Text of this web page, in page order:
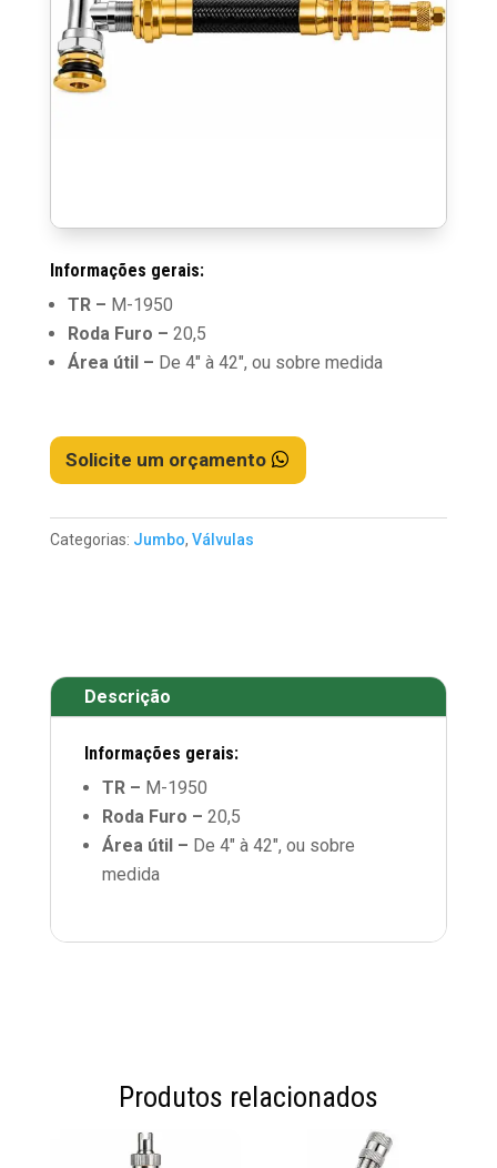
Informações gerais:
TR – M-1950
Roda Furo – 20,5
Área útil – De 4″ à 42″, ou sobre medida
Solicite um orçamento
Categorias: Jumbo, Válvulas
Descrição
Informações gerais:
TR – M-1950
Roda Furo – 20,5
Área útil – De 4″ à 42″, ou sobre
medida
Produtos relacionados